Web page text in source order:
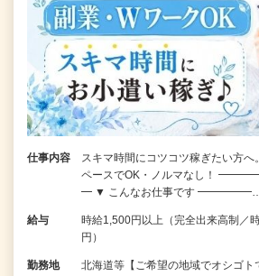
仕事内容
スキマ時間にコツコツ稼ぎたい方
ペースでOK・ノルマなし
━ ▼ こんなお仕事です
給与
時給1,500円以上（完全出来高制／
円）
勤務地
北海道等【ご希望の地域でオシゴ